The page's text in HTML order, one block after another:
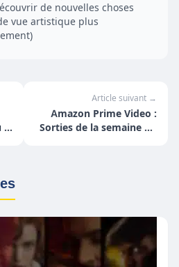
de nouvelles choses
vue artistique plus
3
Article suivant →
Amazon Prime Video :
Sorties de la semaine du